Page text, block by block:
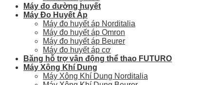
Máy đo đường huyết
Máy Đo Huyết Áp
Máy đo huyết áp Norditalia
Máy đo huyết áp Omron
Máy đo huyết áp Beurer
Máy đo huyết áp cơ
Băng hỗ trợ vận động thể thao FUTURO
Máy Xông Khí Dung
Máy Xông Khí Dung Norditalia